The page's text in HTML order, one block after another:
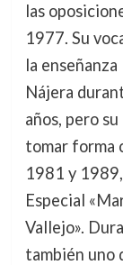
las
1977. Su
la
Nájera
años, pero
tomar forma
1981 y
Especial
Vallejo».
también uno